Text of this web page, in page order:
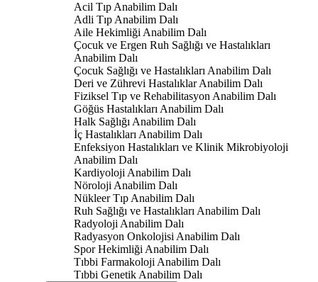
Acil Tıp Anabilim Dalı
Adli Tıp Anabilim Dalı
Aile Hekimliği Anabilim Dalı
Çocuk ve Ergen Ruh Sağlığı ve Hastalıkları
Anabilim Dalı
Çocuk Sağlığı ve Hastalıkları Anabilim Dalı
Deri ve Zührevi Hastalıklar Anabilim Dalı
Fiziksel Tıp ve Rehabilitasyon Anabilim Dalı
Göğüs Hastalıkları Anabilim Dalı
Halk Sağlığı Anabilim Dalı
İç Hastalıkları Anabilim Dalı
Enfeksiyon Hastalıkları ve Klinik Mikrobiyoloji
Anabilim Dalı
Kardiyoloji Anabilim Dalı
Nöroloji Anabilim Dalı
Nükleer Tıp Anabilim Dalı
Ruh Sağlığı ve Hastalıkları Anabilim Dalı
Radyoloji Anabilim Dalı
Radyasyon Onkolojisi Anabilim Dalı
Spor Hekimliği Anabilim Dalı
Tıbbi Farmakoloji Anabilim Dalı
Tıbbi Genetik Anabilim Dalı